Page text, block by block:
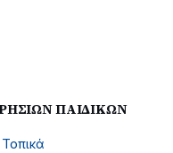
ΠΑΙΔΙΚΩΝ
Τοπικά